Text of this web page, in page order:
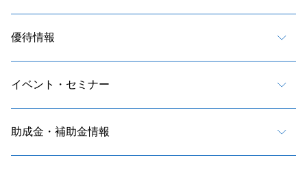
優待情報
イベント・セミナー
助成金・補助金情報